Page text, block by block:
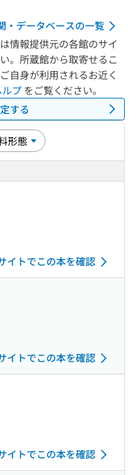
・データベースの一覧
情報提供元の各館のサイ
。所蔵館から取寄せるこ
自身が利用されるお近く
ルプをご覧ください。
する
イトでこの本を確認
イトでこの本を確認
イトでこの本を確認